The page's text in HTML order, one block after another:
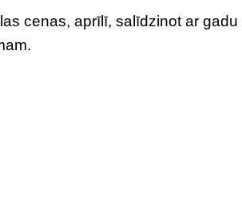
cenas, aprīlī, salīdzinot ar gadu